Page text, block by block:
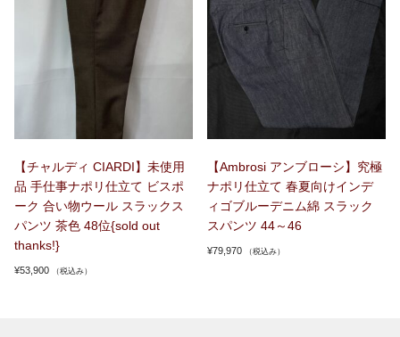
【チャルディ CIARDI】未使用
品 手仕事ナポリ仕立て ビスポ
ーク 合い物ウール スラックス
パンツ 茶色 48位{sold out
thanks!}
¥53,900 （税込み）
【Ambrosi アンブローシ】究極
ナポリ仕立て 春夏向けインデ
ィゴブルーデニム綿 スラック
スパンツ 44～46
¥79,970 （税込み）